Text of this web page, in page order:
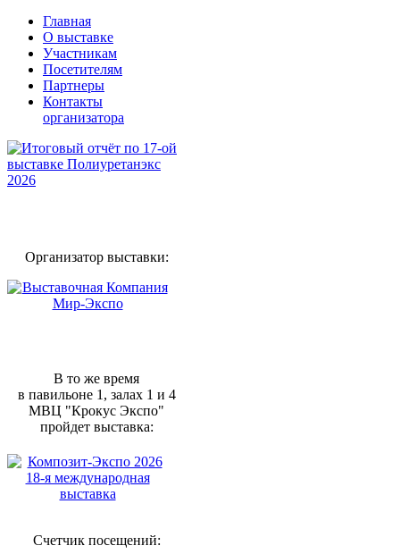
Главная
О выставке
Участникам
Посетителям
Партнеры
Контакты
организатора
Организатор выставки:
В то же время
в павильоне 1, залах 1 и 4
МВЦ "Крокус Экспо"
пройдет выставка:
Счетчик посещений: